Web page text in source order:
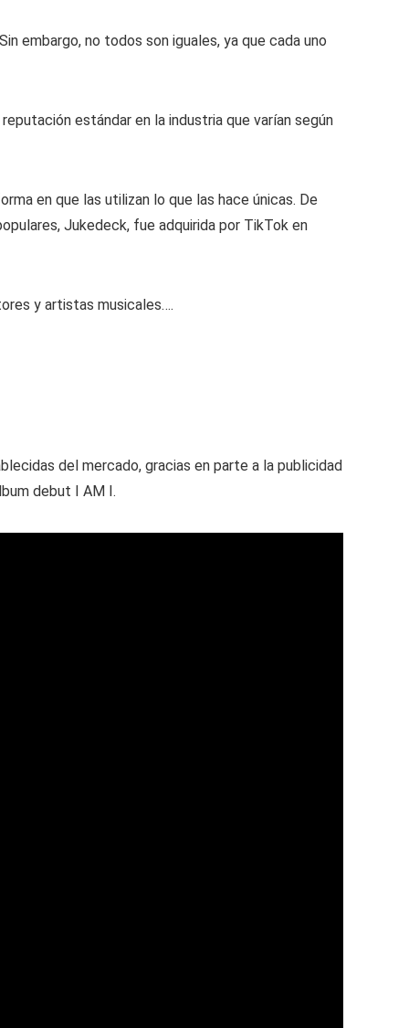
embargo, no todos son iguales, ya que cada uno
estándar en la industria que varían según
en que las utilizan lo que las hace únicas. De
Jukedeck, fue adquirida por TikTok en
y artistas musicales….
del mercado, gracias en parte a la publicidad
debut I AM I.